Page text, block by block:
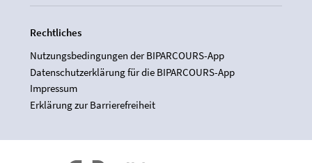
Rechtliches
Nutzungsbedingungen der BIPARCOURS-App
Datenschutzerklärung für die BIPARCOURS-App
Impressum
Erklärung zur Barrierefreiheit